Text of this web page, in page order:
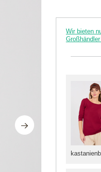
Wir bieten